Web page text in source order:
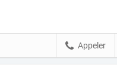
Appeler